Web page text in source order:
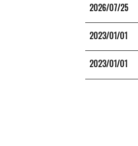
2026/07/25
2023/01/01
2023/01/01